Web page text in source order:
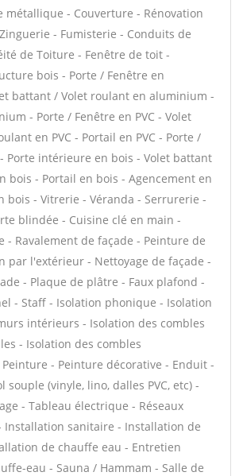
métallique - Couverture - Rénovation
- Fumisterie - Conduits de
de Toiture - Fenêtre de toit -
bois - Porte / Fenêtre en
battant / Volet roulant en aluminium -
- Porte / Fenêtre en PVC - Volet
en PVC - Portail en PVC - Porte /
Porte intérieure en bois - Volet battant
bois - Portail en bois - Agencement en
bois - Vitrerie - Véranda - Serrurerie -
blindée - Cuisine clé en main -
- Ravalement de façade - Peinture de
par l'extérieur - Nettoyage de façade -
- Plaque de plâtre - Faux plafond -
- Staff - Isolation phonique - Isolation
intérieurs - Isolation des combles
- Isolation des combles
- Peinture décorative - Enduit -
souple (vinyle, lino, dalles PVC, etc) -
- Tableau électrique - Réseaux
Installation sanitaire - Installation de
de chauffe eau - Entretien
eau - Sauna / Hammam - Salle de